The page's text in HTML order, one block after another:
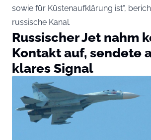
sowie für Küstenaufklärung ist“,
russische Kanal.
Russischer Jet nahm
Kontakt auf, sendete
klares Signal